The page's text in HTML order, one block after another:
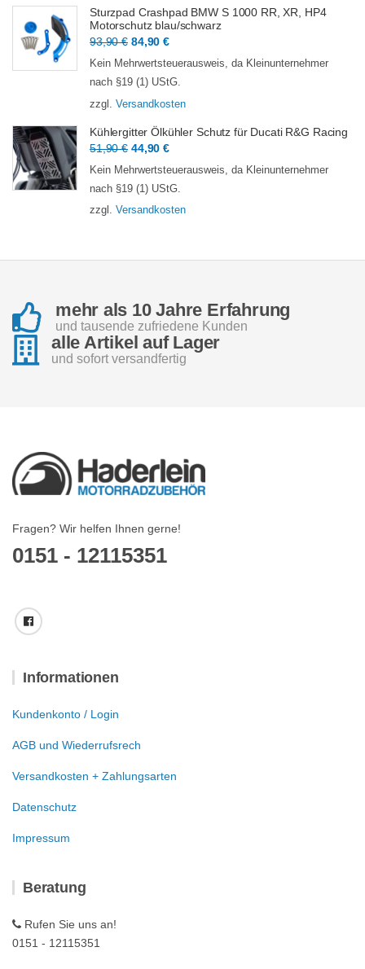
Sturzpad Crashpad BMW S 1000 RR, XR, HP4
Motorschutz blau/schwarz
93,90€ Ursprünglicher
Preis
war:
93,90 €
84,90€Aktueller
Preis
ist:
84,90 €.
Kein Mehrwertsteuerausweis, da Kleinunternehmer
nach §19 (1) UStG.
zzgl. Versandkosten
Kühlergitter Ölkühler Schutz für Ducati R&G Racing
51,90€ Ursprünglicher
Preis
war:
51,90 €
44,90€Aktueller
Preis
ist:
44,90 €.
Kein Mehrwertsteuerausweis, da Kleinunternehmer
nach §19 (1) UStG.
zzgl. Versandkosten
mehr als 10 Jahre Erfahrung
und tausende zufriedene Kunden
alle Artikel auf Lager
und sofort versandfertig
Fragen? Wir helfen Ihnen gerne!
0151 - 12115351
Informationen
Kundenkonto / Login
AGB und Wiederrufsrech
Versandkosten + Zahlungsarten
Datenschutz
Impressum
Beratung
Rufen Sie uns an!
0151 - 12115351